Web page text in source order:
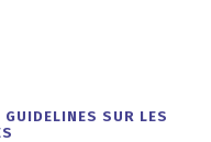
GUIDELINES SUR LES